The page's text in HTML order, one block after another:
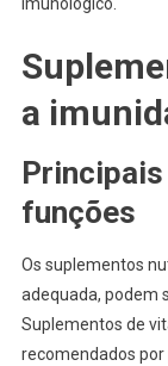
a
funções
Os suplementos
adequada, podem
Suplementos de
recomendados por